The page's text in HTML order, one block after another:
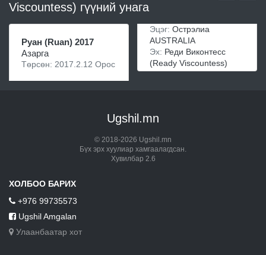
Viscountess) гүүний унага
Руан (Ruan) 2017
Азарга
Төрсөн: 2017.2.12 Орос
Эцэг: Острэлиа
AUSTRALIA
Эх: Реди Виконтесс
(Ready Viscountess)
Ugshil.mn
© 2018-2026 Ugshil.mn
Бүх эрх хуулиар хамгаалагдсан.
Хувилбар 2.6
ХОЛБОО БАРИХ
+976 99735573
Ugshil Amgalan
Улаанбаатар хот